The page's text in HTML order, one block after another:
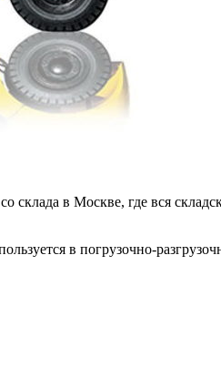
в Москве, где вся
в погрузочно-